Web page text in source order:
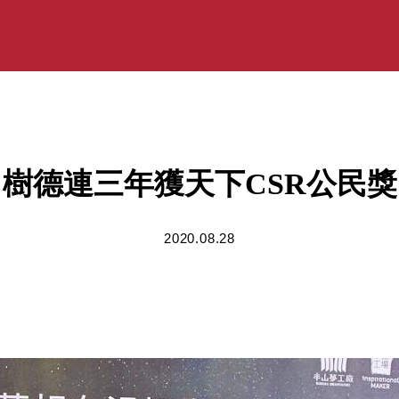
樹德連三年獲天下CSR公民獎
2020.08.28